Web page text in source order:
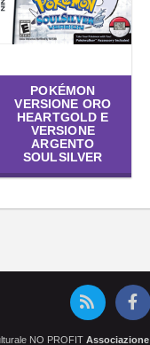
POKÉMON
VERSIONE ORO
HEARTGOLD E
VERSIONE
ARGENTO
SOULSILVER
NO PROFIT Associazione